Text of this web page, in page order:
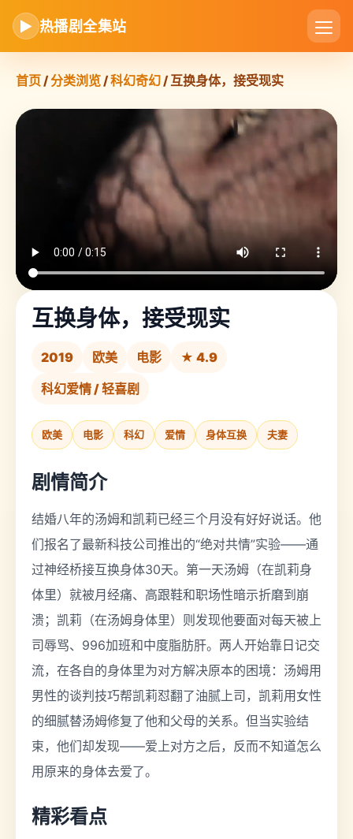
▶ 热播剧全集站
首页/分类浏览/科幻奇幻/ 互换身体，接受现实
互换身体，接受现实
2019 欧美 电影
★ 4.9
科幻爱情 / 轻喜剧
欧美 电影 科幻 爱情 身体互换 夫妻
剧情简介
结婚八年的汤姆和凯莉已经三个月没有好好说话。他
们报名了最新科技公司推出的“绝对共情”实验——通
过神经桥接互换身体30天。第一天汤姆（在凯莉身
体里）就被月经痛、高跟鞋和职场性暗示折磨到崩
溃；凯莉（在汤姆身体里）则发现他要面对每天被上
司辱骂、996加班和中度脂肪肝。两人开始靠日记交
流，在各自的身体里为对方解决原本的困境：汤姆用
男性的谈判技巧帮凯莉怼翻了油腻上司，凯莉用女性
的细腻替汤姆修复了他和父母的关系。但当实验结
束，他们却发现——爱上对方之后，反而不知道怎么
用原来的身体去爱了。
精彩看点